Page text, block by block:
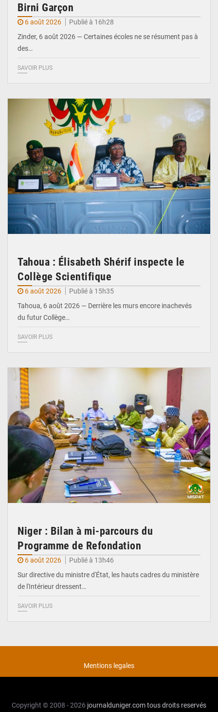
Birni Garçon
6 août 2026
Publié à 16h28
Zinder, 6 août 2026 — Certaines écoles ne se résument pas à
des…
SAVOIR PLUS
Tahoua : Élisabeth Shérif inspecte le
Collège Scientifique
6 août 2026
Publié à 15h35
Tahoua, 6 août 2026 — Derrière les murs encore inachevés
du futur Collège…
SAVOIR PLUS
Niger : Bilan à mi-parcours du
Programme de Refondation
6 août 2026
Publié à 13h46
Sur directive du ministre d'État, les hauts cadres du ministère
de l'Intérieur dressent…
SAVOIR PLUS
Mentions legales
Copyright © 2008 - 2026 journalduniger.comtous droits reservés